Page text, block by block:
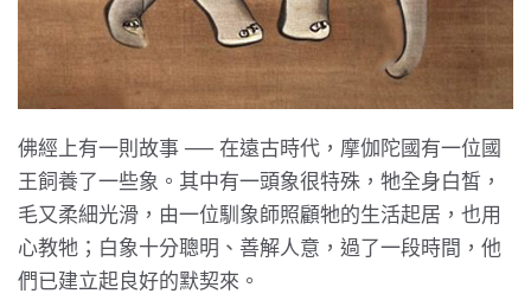
佛經上有一則故事 ── 在遠古時代，摩伽陀國有一位國
王飼養了一些象。其中有一頭象很特殊，牠全身白皙，
毛又柔細光滑，由一位馴象師照顧牠的生活起居，也用
心教牠；白象十分聰明、善解人意，過了一段時間，他
們已建立起良好的默契來。